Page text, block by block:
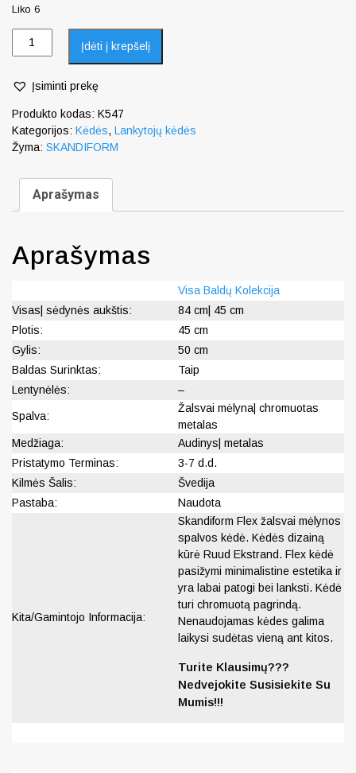
Liko 6
Įdėti į krepšelį
Įsiminti prekę
Produkto kodas: K547
Kategorijos: Kėdės, Lankytojų kėdės
Žyma: SKANDIFORM
Aprašymas
Aprašymas
Visa Baldų Kolekcija
Visas| sėdynės aukštis:
84 cm| 45 cm
Plotis:
45 cm
Gylis:
50 cm
Baldas Surinktas:
Taip
Lentynėlės:
–
Spalva:
Žalsvai mėlyna| chromuotas
metalas
Medžiaga:
Audinys| metalas
Pristatymo Terminas:
3-7 d.d.
Kilmės Šalis:
Švedija
Pastaba:
Naudota
Kita/Gamintojo Informacija:
Skandiform Flex žalsvai mėlynos
spalvos kėdė. Kėdės dizainą
kūrė Ruud Ekstrand. Flex kėdė
pasižymi minimalistine estetika ir
yra labai patogi bei lanksti. Kėdė
turi chromuotą pagrindą.
Nenaudojamas kėdes galima
laikysi sudėtas vieną ant kitos.
Turite Klausimų???
Nedvejokite Susisiekite Su
Mumis!!!